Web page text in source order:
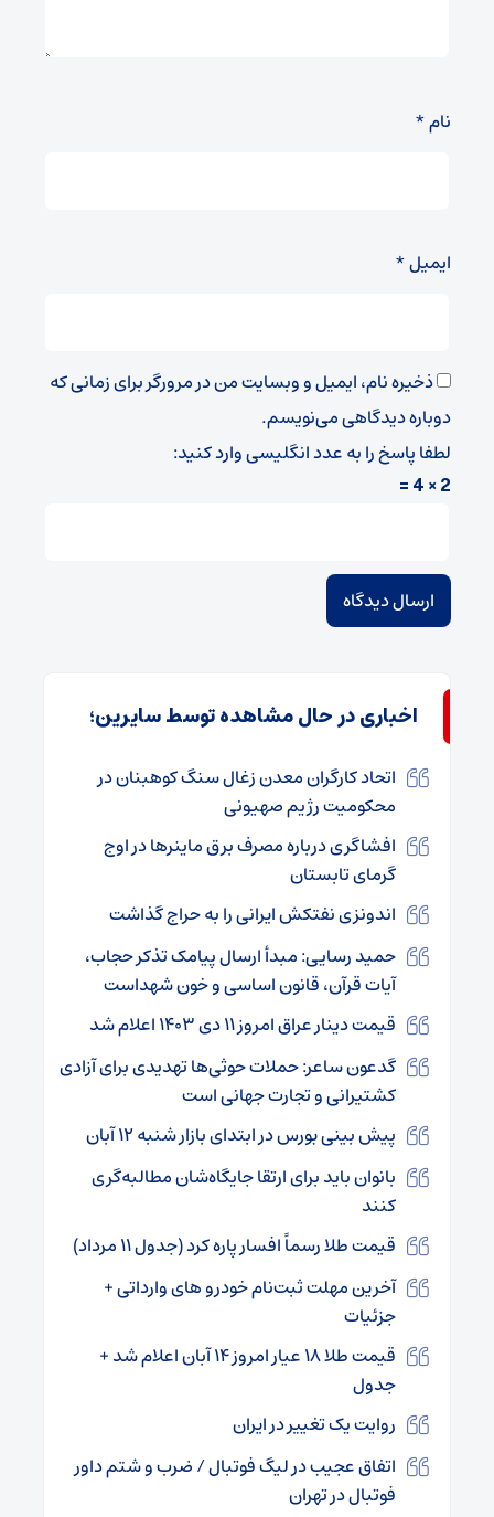
نام*
ایمیل*
ذخیره نام، ایمیل و وبسایت من در مرورگر برای زمانی که
دوباره دیدگاهی می‌نویسم.
لطفا پاسخ را به عدد انگلیسی وارد کنید:
2 × 4 =
اخباری در حال مشاهده توسط سایرین؛
اتحاد کارگران معدن زغال سنگ کوهبنان در
محکومیت رژیم صهیونی
افشاگری درباره مصرف برق ماینرها در اوج
گرمای تابستان
اندونزی نفتکش ایرانی را به حراج گذاشت
حمید رسایی: مبدأ ارسال پیامک تذکر حجاب،
آیات قرآن، قانون اساسی و خون شهداست
قیمت دینار عراق امروز ۱۱ دی ۱۴۰۳ اعلام شد
گدعون ساعر: حملات حوثی‌ها تهدیدی برای آزادی
کشتیرانی و تجارت جهانی است
پیش بینی بورس در ابتدای بازار شنبه ۱۲ آبان
بانوان باید برای ارتقا جایگاه‌شان مطالبه‌گری
کنند
قیمت طلا رسماً افسار پاره کرد (جدول ۱۱ مرداد)
آخرین مهلت ثبت‌نام خودرو های وارداتی‌ +
جزئیات
قیمت طلا ۱۸ عیار امروز ۱۴ آبان اعلام شد +
جدول
روایت یک تغییر در ایران
اتفاق عجیب در لیگ فوتبال / ضرب و شتم داور
فوتبال در تهران